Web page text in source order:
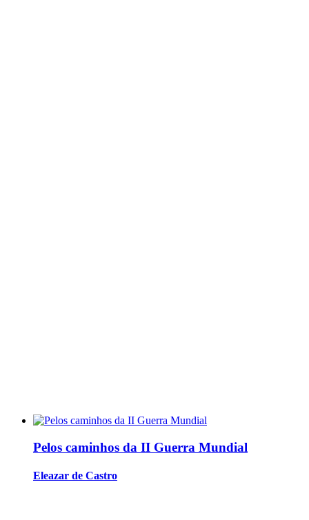
Pelos caminhos da II Guerra Mundial
Eleazar de Castro